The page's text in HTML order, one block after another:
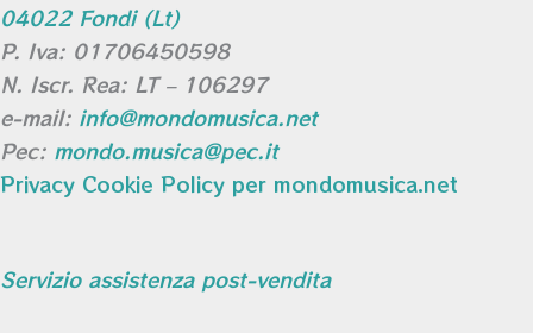
04022 Fondi (Lt)
P. Iva: 01706450598
N. Iscr. Rea: LT – 106297
e-mail: info@mondomusica.net
Pec: mondo.musica@pec.it
Privacy Cookie Policy per mondomusica.net
Servizio assistenza post-vendita